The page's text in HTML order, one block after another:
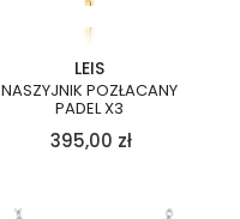
LEIS
NASZYJNIK POZŁACANY
PADEL X3
395,00 zł